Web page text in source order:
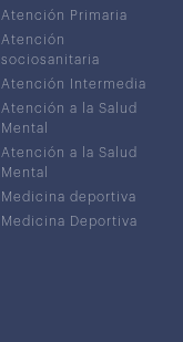
Atención Primaria
Atención
sociosanitaria
Atención Intermedia
Atención a la Salud
Mental
Atención a la Salud
Mental
Medicina deportiva
Medicina Deportiva